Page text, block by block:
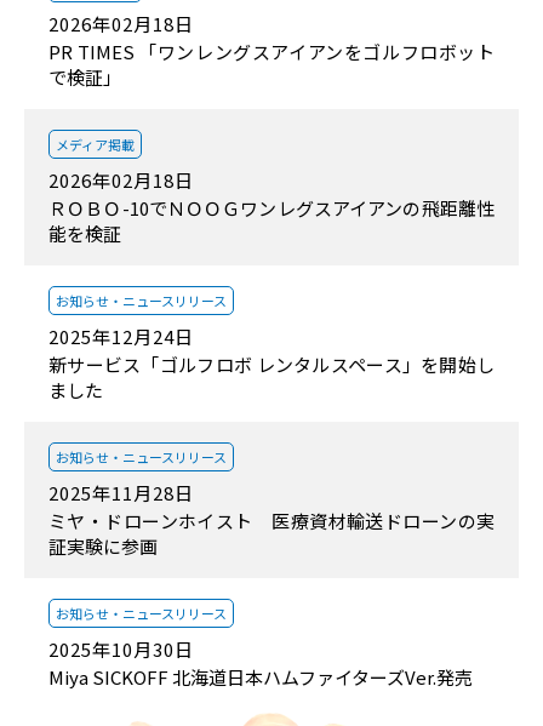
2026年02月18日
PR TIMES 「ワンレングスアイアンをゴルフロボット
で検証」
2026年02月18日
メディア掲載
ＲＯＢＯ-10でＮＯＯＧワンレグスアイアンの飛距離性
能を検証
2025年12月24日
お知らせ・ ニュースリリース
新サービス「ゴルフロボ レンタルスペース」を開始し
ました
2025年11月28日
お知らせ・ ニュースリリース
ミヤ・ドローンホイスト 医療資材輸送ドローンの実
証実験に参画
2025年10月30日
お知らせ・ ニュースリリース
Miya SICKOFF 北海道日本ハムファイターズVer.発売